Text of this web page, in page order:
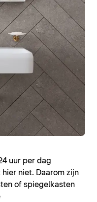
uur per dag
niet. Daarom zijn
of spiegelkasten